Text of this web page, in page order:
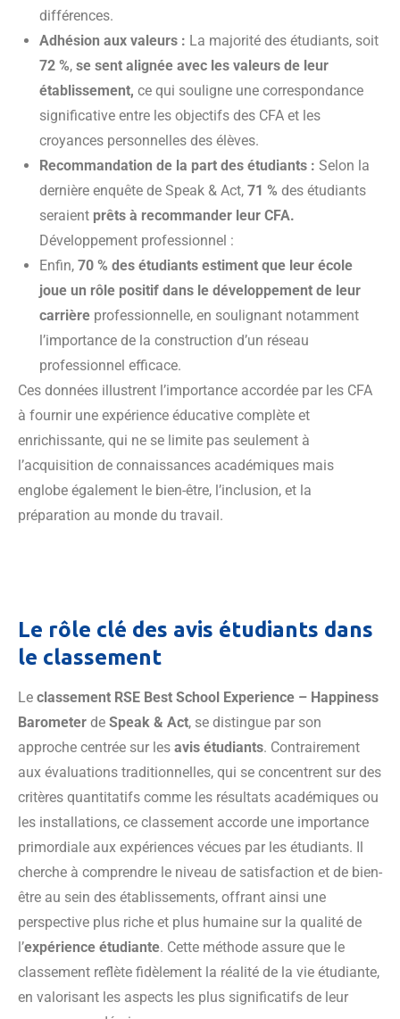
différences.
Adhésion aux valeurs : La majorité des étudiants, soit
72 %, se sent alignée avec les valeurs de leur
établissement, ce qui souligne une correspondance
significative entre les objectifs des CFA et les
croyances personnelles des élèves.
Recommandation de la part des étudiants : Selon la
dernière enquête de Speak & Act, 71 % des étudiants
seraient prêts à recommander leur CFA.
Développement professionnel :
Enfin, 70 % des étudiants estiment que leur école
joue un rôle positif dans le développement de leur
carrière professionnelle, en soulignant notamment
l’importance de la construction d’un réseau
professionnel efficace.
Ces données illustrent l’importance accordée par les CFA
à fournir une expérience éducative complète et
enrichissante, qui ne se limite pas seulement à
l’acquisition de connaissances académiques mais
englobe également le bien-être, l’inclusion, et la
préparation au monde du travail.
Le rôle clé des avis étudiants dans
le classement
Le classement RSE Best School Experience – Happiness
Barometer de Speak & Act, se distingue par son
approche centrée sur les avis étudiants. Contrairement
aux évaluations traditionnelles, qui se concentrent sur des
critères quantitatifs comme les résultats académiques ou
les installations, ce classement accorde une importance
primordiale aux expériences vécues par les étudiants. Il
cherche à comprendre le niveau de satisfaction et de bien-
être au sein des établissements, offrant ainsi une
perspective plus riche et plus humaine sur la qualité de
l’expérience étudiante. Cette méthode assure que le
classement reflète fidèlement la réalité de la vie étudiante,
en valorisant les aspects les plus significatifs de leur